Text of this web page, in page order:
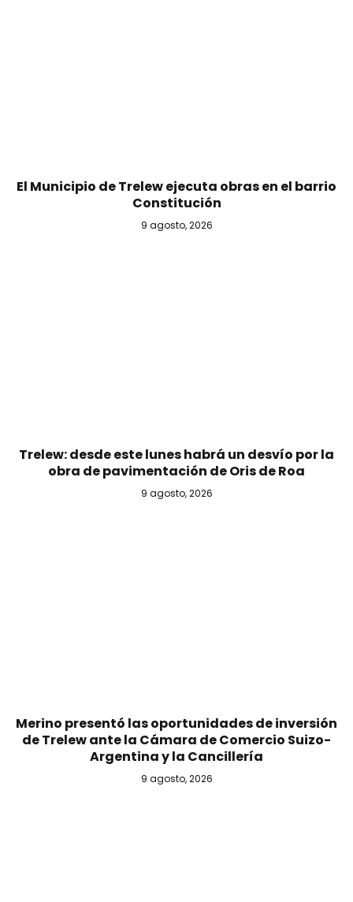
El Municipio de Trelew ejecuta obras en el barrio
Constitución
9 agosto, 2026
Trelew: desde este lunes habrá un desvío por la
obra de pavimentación de Oris de Roa
9 agosto, 2026
Merino presentó las oportunidades de inversión
de Trelew ante la Cámara de Comercio Suizo-
Argentina y la Cancillería
9 agosto, 2026